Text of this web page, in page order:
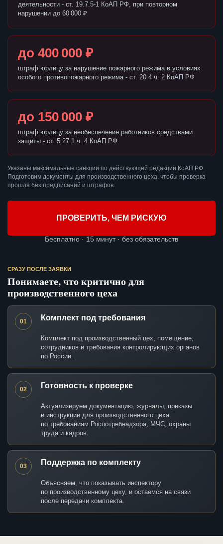
деятельности - ст. 19.7.5-1 КоАП РФ, при повторном
нарушении до 60 000 ₽
до 400 000 ₽
штраф юрлицу за нарушение пожарного режима в условиях
особого противопожарного режима - ст. 20.4 ч. 2 КоАП РФ
до 150 000 ₽
штраф юрлицу за необеспечение работников средствами
защиты - ст. 5.27.1 ч. 4 КоАП РФ
Указаны максимальные санкции по действующей редакции КоАП РФ.
Подготовим документы для производственного цеха, чтобы проверка
прошла без предписаний и штрафов.
ПРОВЕРИТЬ, ЧЕМ РИСКУЮ
Бесплатно · 15 минут · без обязательств
СРАЗУ ПОСЛЕ ЗАЯВКИ
Понимаете, что критично для
производственного цеха
01 Комплект под требования
Комплект под производственный цех, помещение,
сотрудников и требования контролирующих органов
по России.
02 Готовность к проверке
Актуализируем документацию, журналы, приказы
и инструкции для производственного цеха
по требованиям Роспотребнадзора, МЧС, охраны
труда и кадров.
03 Поддержка по комплекту
Объясняем, что показывать инспектору
по производственному цеху, и остаемся на связи
после передачи комплекта.